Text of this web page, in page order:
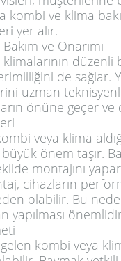
kombi ve klima
yer alır.
ve Onarımı
düzenli
de sağlar.
uzman
önüne geçer
veya klima
önem taşır.
montajını
cihazların
olabilir. Bu
yapılması
kombi veya